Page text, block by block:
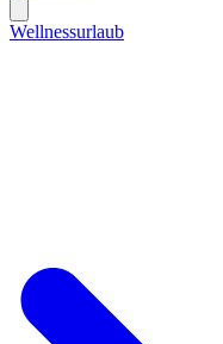
Wellnessurlaub